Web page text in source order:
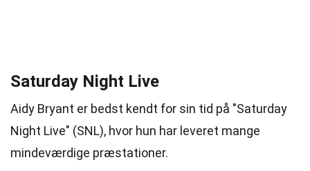
Saturday Night Live
Aidy Bryant er bedst kendt for sin tid på "Saturday
Night Live" (SNL), hvor hun har leveret mange
mindeværdige præstationer.